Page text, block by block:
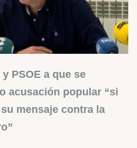
PSOE a que se
acusación popular “si
mensaje contra la